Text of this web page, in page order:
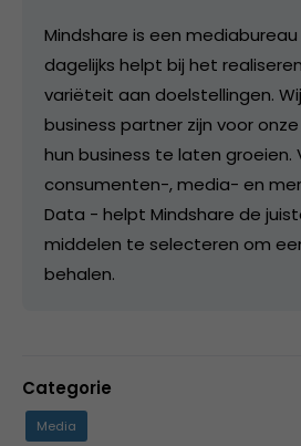
Mindshare is een
dagelijks helpt bij het
variëteit aan doelstellingen.
business partner zijn voor
hun business te laten groeien.
consumenten-, media- en
Data - helpt Mindshare de
middelen te selecteren om
behalen.
Categorie
Media